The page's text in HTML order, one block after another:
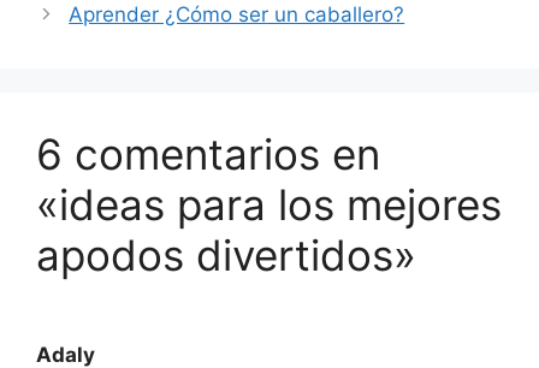
Aprender ¿Cómo ser un caballero?
6 comentarios en
«ideas para los mejores
apodos divertidos»
Adaly